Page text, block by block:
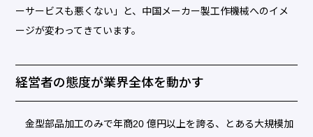
ーサービスも悪くない」と、中国メーカー製工作機械へのイメ
ージが変わってきています。
経営者の態度が業界全体を動かす
金型部品加工のみで年商20 億円以上を誇る、とある大規模加